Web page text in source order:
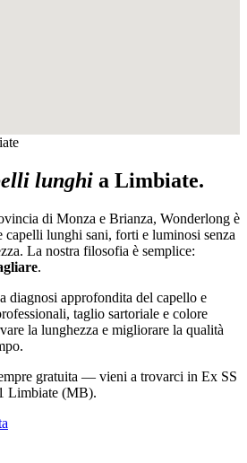
lunghi a Limbiate.
di Monza e Brianza, Wonderlong è
lunghi sani, forti e luminosi senza
La nostra filosofia è semplice:
.
diagnosi approfondita del capello e
taglio sartoriale e colore
la lunghezza e migliorare la qualità
gratuita — vieni a trovarci in Ex SS
Limbiate (MB).